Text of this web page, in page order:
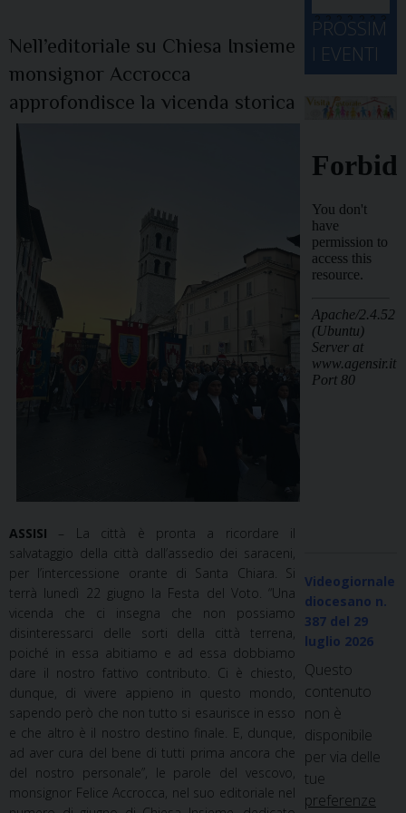
Nell’editoriale su Chiesa Insieme
monsignor Accrocca
approfondisce la vicenda storica
ASSISI – La città è pronta a ricordare il
salvataggio della città dall’assedio dei saraceni,
per l’intercessione orante di Santa Chiara. Si
terrà lunedì 22 giugno la Festa del Voto. “Una
vicenda che ci insegna che non possiamo
disinteressarci delle sorti della città terrena,
poiché in essa abitiamo e ad essa dobbiamo
dare il nostro fattivo contributo. Ci è chiesto,
dunque, di vivere appieno in questo mondo,
sapendo però che non tutto si esaurisce in esso
e che altro è il nostro destino finale. E, dunque,
ad aver cura del bene di tutti prima ancora che
del nostro personale”, le parole del vescovo,
monsignor Felice Accrocca, nel suo editoriale nel
2
4
2
5
2
6
2
7
2
8
2
9
3
0
3
1 1 2 3 4 5 6
PROSSIM
I EVENTI
Videogiornale
diocesano n.
387 del 29
luglio 2026
Questo
contenuto
non è
disponibile
per via delle
tue
preferenze